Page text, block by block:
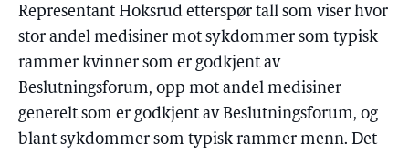
Representant Hoksrud etterspør tall som viser hvor
stor andel medisiner mot sykdommer som typisk
rammer kvinner som er godkjent av
Beslutningsforum, opp mot andel medisiner
generelt som er godkjent av Beslutningsforum, og
blant sykdommer som typisk rammer menn. Det